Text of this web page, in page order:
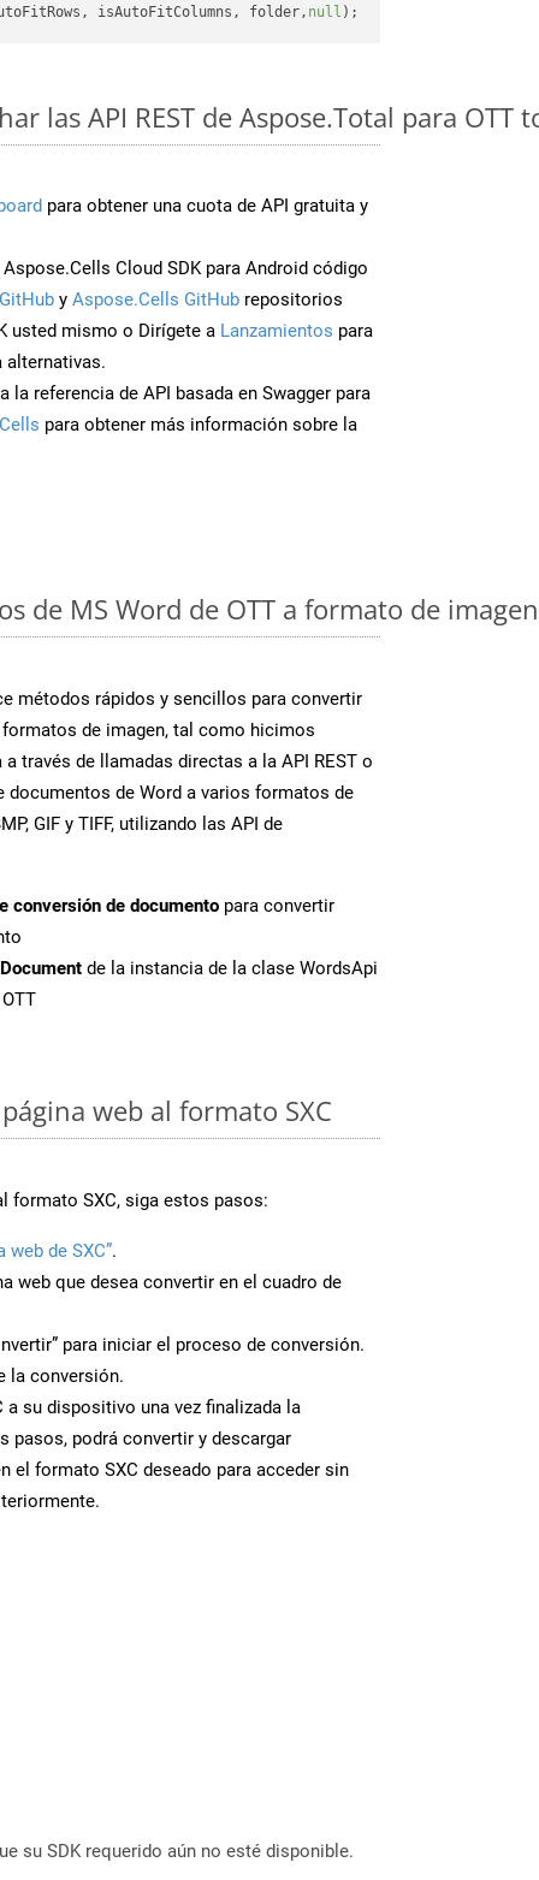
isAutoFitColumns, folder, null
las API REST de Aspose.Total para OTT
para obtener una cuota de API gratuita y
Cloud SDK para Android código
y Aspose.Cells GitHub repositorios
usted mismo o Dirígete a Lanzamientos para
alternativas.
la referencia de API basada en Swagger para
para obtener más información sobre la
de MS Word de OTT a formato de
métodos rápidos y sencillos para convertir
de imagen, tal como hicimos
través de llamadas directas a la API REST o
documentos de Word a varios formatos de
GIF y TIFF, utilizando las API de
conversión de documento para convertir
de la instancia de la clase WordsApi
web al formato SXC
formato SXC, siga estos pasos:
web de SXC”.
web que desea convertir en el cuadro de
para iniciar el proceso de conversión.
la conversión.
a su dispositivo una vez finalizada la
pasos, podrá convertir y descargar
el formato SXC deseado para acceder sin
su SDK requerido aún no esté disponible.